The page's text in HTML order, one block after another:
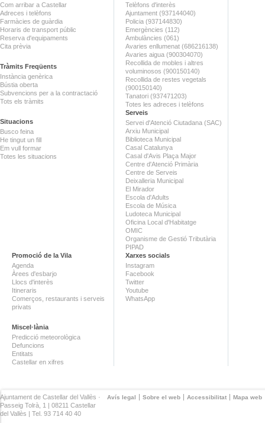
Com arribar a Castellar
Adreces i telèfons
Farmàcies de guàrdia
Horaris de transport públic
Reserva d'equipaments
Cita prèvia
Tràmits Freqüents
Instància genèrica
Bústia oberta
Subvencions per a la contractació
Tots els tràmits
Situacions
Busco feina
He tingut un fill
Em vull formar
Totes les situacions
Telèfons d'interès
Ajuntament (937144040)
Policia (937144830)
Emergències (112)
Ambulàncies (061)
Avaries enllumenat (686216138)
Avaries aigua (900304070)
Recollida de mobles i altres
voluminosos (900150140)
Recollida de restes vegetals
(900150140)
Tanatori (937471203)
Totes les adreces i telèfons
Serveis
Servei d'Atenció Ciutadana (SAC)
Arxiu Municipal
Biblioteca Municipal
Casal Catalunya
Casal d'Avis Plaça Major
Centre d'Atenció Primària
Centre de Serveis
Deixalleria Municipal
El Mirador
Escola d'Adults
Escola de Música
Ludoteca Municipal
Oficina Local d'Habitatge
OMIC
Organisme de Gestió Tributària
PIPAD
Promoció de la Vila
Agenda
Àrees d'esbarjo
Llocs d'interès
Itineraris
Comerços, restaurants i serveis
privats
Miscel·lània
Predicció meteorològica
Defuncions
Entitats
Castellar en xifres
Xarxes socials
Instagram
Facebook
Twitter
Youtube
WhatsApp
Avís legal Sobre el web Accessibilitat Mapa web
Ajuntament de Castellar del Vallès ·
Passeig Tolrà, 1 | 08211 Castellar
del Vallès | Tel. 93 714 40 40